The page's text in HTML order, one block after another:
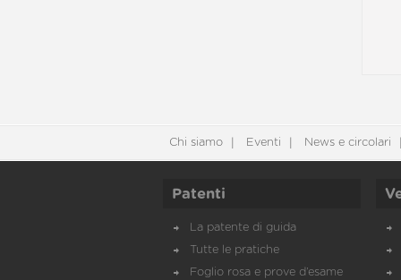
Chi siamo Eventi News e circolari
Patenti
La patente di guida
Tutte le pratiche
Foglio rosa e prove d’esame